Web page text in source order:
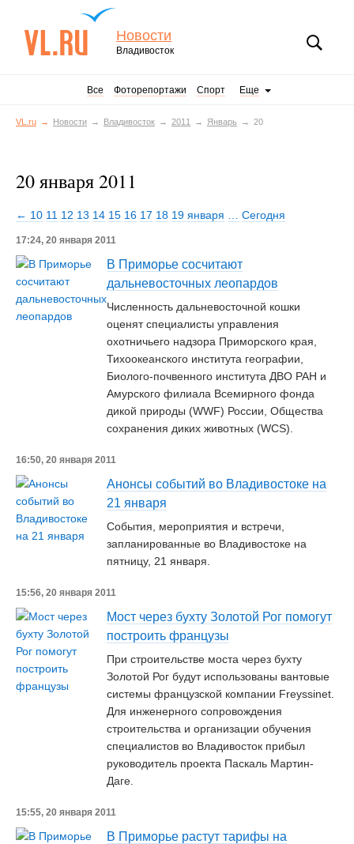
Новости
Владивосток
Все Фоторепортажи Спорт Еще
VL.ru Новости Владивосток 2011 Январь 20
20 января 2011
← 10 11 12 13 14 15 16 17 18 19 января Сегодня
17:24, 20 января 2011
В Приморье сосчитают
дальневосточных леопардов
Численность дальневосточной кошки
оценят специалисты управления
охотничьего надзора Приморского края,
Тихоокеанского института географии,
Биолого-почвенного института ДВО РАН и
Амурского филиала Всемирного фонда
дикой природы (WWF) России, Общества
сохранения диких животных (WCS).
16:50, 20 января 2011
Анонсы событий во Владивостоке на
21 января
События, мероприятия и встречи,
запланированные во Владивостоке на
пятницу, 21 января.
15:56, 20 января 2011
Мост через бухту Золотой Рог помогут
построить французы
При строительстве моста через бухту
Золотой Рог будут использованы вантовые
системы французской компании Freyssinet.
Для инженерного сопровождения
строительства и организации обучения
специалистов во Владивосток прибыл
руководитель проекта Паскаль Мартин-
Даге.
15:55, 20 января 2011
В Приморье растут тарифы на